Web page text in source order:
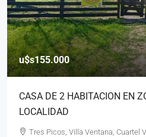
u$s155.000
CASA DE 2 HABITACION EN
LOCALIDAD
Tres Picos, Villa Ventana, Cuartel